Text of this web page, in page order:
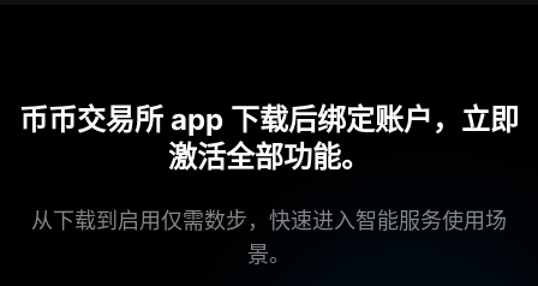
币币交易所 app 下载后绑定账户，立即
激活全部功能。
从下载到启用仅需数步，快速进入智能服务使用场
景。